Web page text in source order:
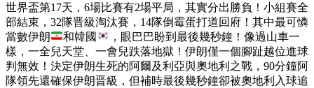
世界盃第17天，6場比賽有2場平局，其實分出勝負！小組賽全
部結束，32隊晋級淘汰賽，14隊倒霉蛋打道回府！其中最可憐
當數伊朗
和韓國
，眼巴巴盼到最後幾秒鐘！像過山車一
樣，一全兒天堂、一會兒跌落地獄！伊朗僅一個腳趾越位進球
判無效！決定伊朗生死的阿爾及利亞與奧地利之戰，90分鐘阿
隊領先還確保伊朗晋級，但補時最後幾秒鐘卻被奧地利入球追